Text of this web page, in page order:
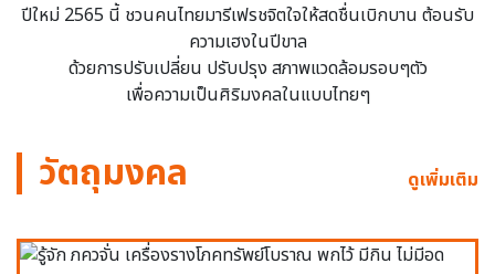
ปีใหม่ 2565 นี้ ชวนคนไทยมารีเฟรชจิตใจให้สดชื่นเบิกบาน ต้อนรับ
ความเฮงในปีขาล
ด้วยการปรับเปลี่ยน ปรับปรุง สภาพแวดล้อมรอบๆตัว
เพื่อความเป็นศิริมงคลในแบบไทยๆ
วัตถุมงคล ดูเพิ่มเติม